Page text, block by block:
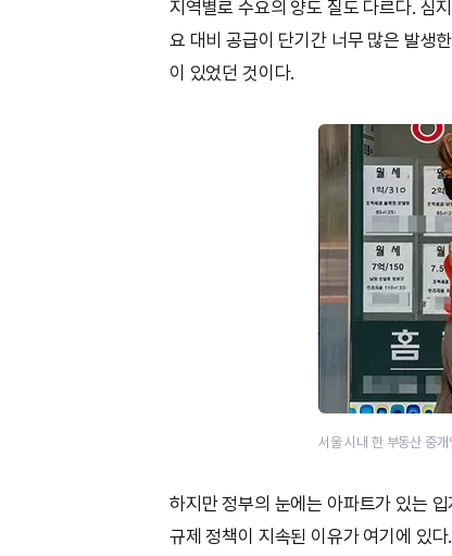
지역별로 수요의 양도 질도 다르다. 심
요 대비 공급이 단기간 너무 많은 발생
이 있었던 것이다.
서울 시내 한 부동산 중
하지만 정부의 눈에는 아파트가 있는
규제 정책이 지속된 이유가 여기에 있